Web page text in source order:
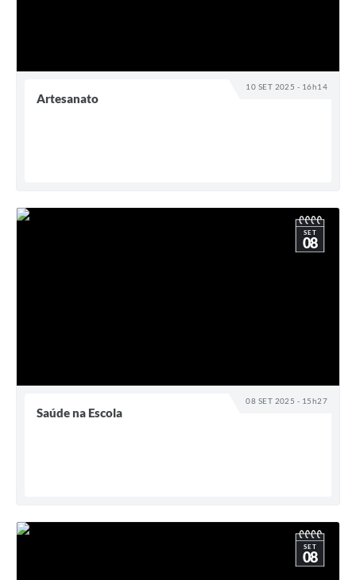
10 SET 2025 - 16h14
Artesanato
08 SET 2025 - 15h27
SET
08
Saúde na Escola
SET
08